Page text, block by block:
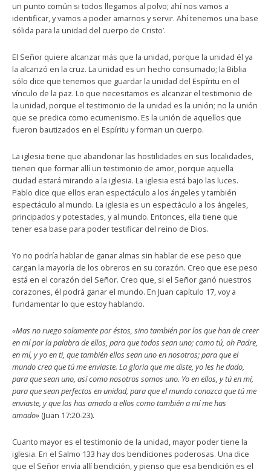
un punto común si todos llegamos al polvo; ahí nos vamos a
identificar, y vamos a poder amarnos y servir. Ahí tenemos una base
sólida para la unidad del cuerpo de Cristo’.
El Señor quiere alcanzar más que la unidad, porque la unidad él ya
la alcanzó en la cruz. La unidad es un hecho consumado; la Biblia
sólo dice que tenemos que guardar la unidad del Espíritu en el
vínculo de la paz. Lo que necesitamos es alcanzar el testimonio de
la unidad, porque el testimonio de la unidad es la unión; no la unión
que se predica como ecumenismo. Es la unión de aquellos que
fueron bautizados en el Espíritu y forman un cuerpo.
La iglesia tiene que abandonar las hostilidades en sus localidades,
tienen que formar allí un testimonio de amor, porque aquella
ciudad estará mirando a la iglesia. La iglesia está bajo las luces.
Pablo dice que ellos eran espectáculo a los ángeles y también
espectáculo al mundo. La iglesia es un espectáculo a los ángeles,
principados y potestades, y al mundo. Entonces, ella tiene que
tener esa base para poder testificar del reino de Dios.
Yo no podría hablar de ganar almas sin hablar de ese peso que
cargan la mayoría de los obreros en su corazón. Creo que ese peso
está en el corazón del Señor. Creo que, si el Señor ganó nuestros
corazones, él podrá ganar el mundo. En Juan capítulo 17, voy a
fundamentar lo que estoy hablando.
«Mas no ruego solamente por éstos, sino también por los que han de creer
en mí por la palabra de ellos, para que todos sean uno; como tú, oh Padre,
en mí, y yo en ti, que también ellos sean uno en nosotros; para que el
mundo crea que tú me enviaste. La gloria que me diste, yo les he dado,
para que sean uno, así como nosotros somos uno. Yo en ellos, y tú en mí,
para que sean perfectos en unidad, para que el mundo conozca que tú me
enviaste, y que los has amado a ellos como también a mí me has
amado» (Juan 17:20-23).
Cuanto mayor es el testimonio de la unidad, mayor poder tiene la
iglesia. En el Salmo 133 hay dos bendiciones poderosas. Una dice
que el Señor envía allí bendición, y pienso que esa bendición es el